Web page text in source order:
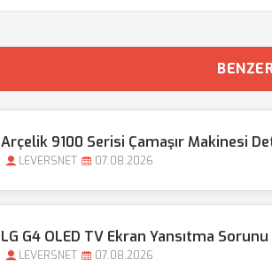
Arçelik 9100 Serisi Çamaşır Makinesi
LEVERSNET 07.08.2026
LG G4 OLED TV Ekran Yansıtma
LEVERSNET 07.08.2026